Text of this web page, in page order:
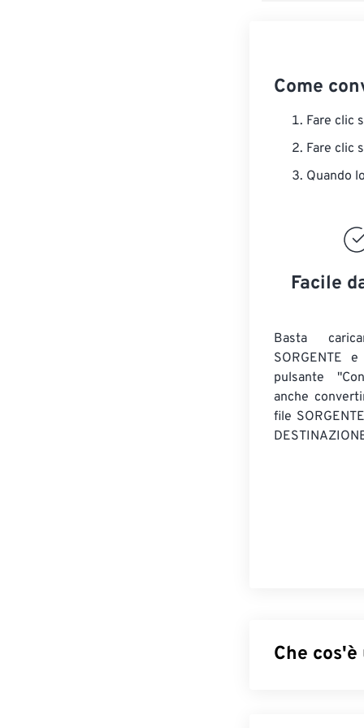
Come
Fare clic
Fare clic
Quando
Facile
Basta
SORGENTE
pulsante
anche
file
Che